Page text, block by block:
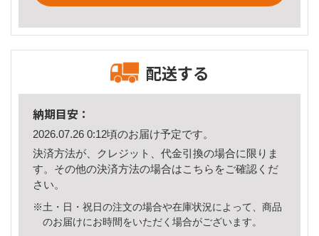
配送する
納期目安：
2026.07.26 0:12頃のお届け予定です。
決済方法が、クレジット、代金引換の場合に限りま
す。その他の決済方法の場合はこちら をご確認くだ
さい。
※土・日・祝日の注文の場合や在庫状況によって、商品
のお届けにお時間をいただく場合がございます。